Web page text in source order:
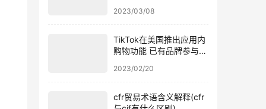
2023/03/08
TikTok在美国推出应用内
购物功能 已有品牌参与内
2023/02/20
cfr贸易术语含义解释(cfr